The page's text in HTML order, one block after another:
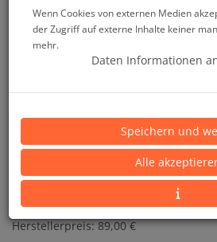
Aqua Sphere Iron Man Swim
Artikelnr.: aqs-97183
Herstellerpreis: 89,00 €
Wenn Cookies von externen Medien
der Zugriff auf externe Inhalte keiner
mehr.
Daten Informationen
Speichern und
Alle